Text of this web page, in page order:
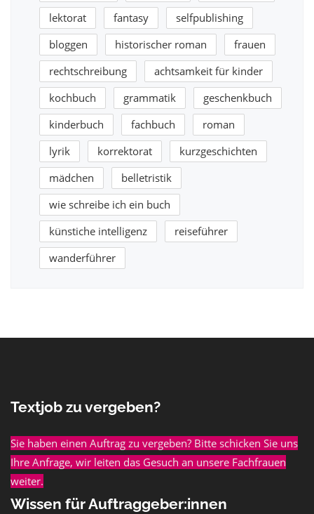
lektorat
fantasy
selfpublishing
bloggen
historischer roman
frauen
rechtschreibung
achtsamkeit für kinder
kochbuch
grammatik
geschenkbuch
kinderbuch
fachbuch
roman
lyrik
korrektorat
kurzgeschichten
mädchen
belletristik
wie schreibe ich ein buch
künstiche intelligenz
reiseführer
wanderführer
Textjob zu vergeben?
Sie haben einen Auftrag zu vergeben? Bitte schicken Sie uns
Ihre Anfrage, wir leiten das Gesuch an unsere Fachfrauen
weiter.
Wissen für Auftraggeber:innen